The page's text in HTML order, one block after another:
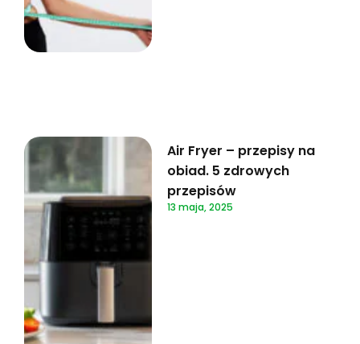
Air Fryer – przepisy na
obiad. 5 zdrowych
przepisów
13 maja, 2025